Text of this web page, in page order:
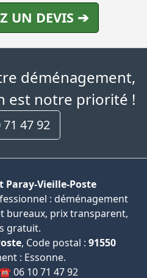
UN DEVIS ➔
déménagement,
est notre priorité !
71 47 92
Paray-Vieille-Poste
: déménagement
bureaux, prix transparent,
gratuit.
, Code postal : 91550
: Essonne.
06 10 71 47 92